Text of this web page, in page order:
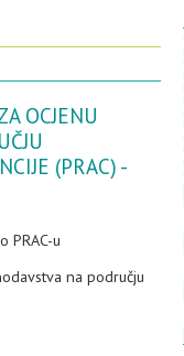
OCJENU
(PRAC) -
PRAC-u
na području